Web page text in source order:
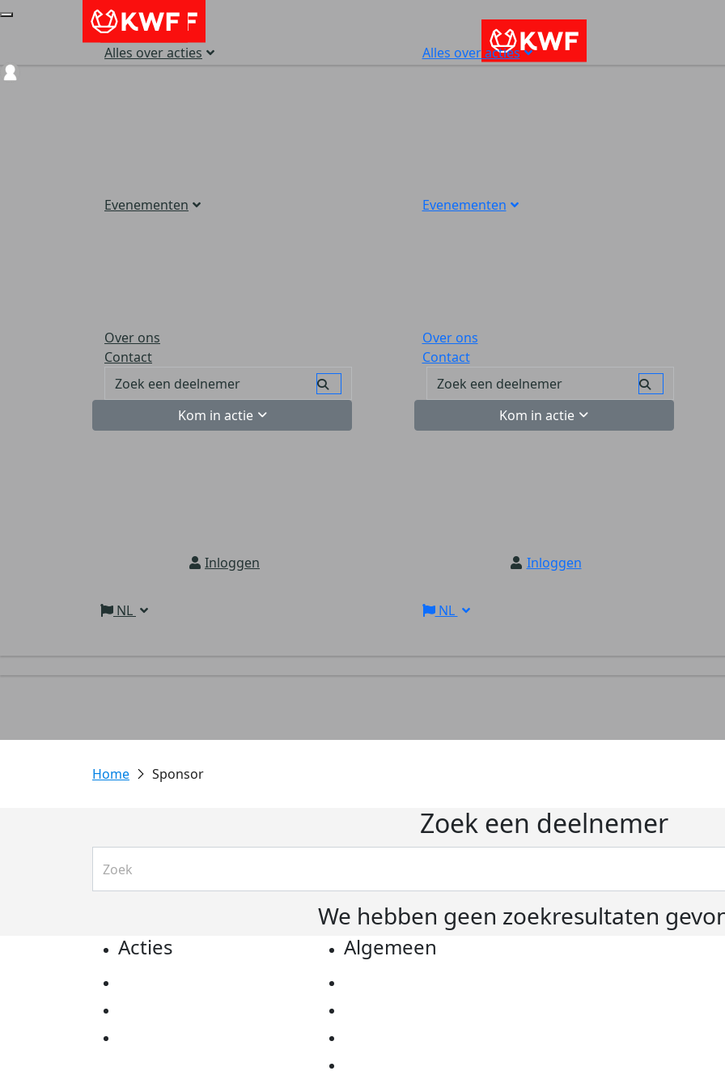
Alles over acties
Evenementen
Over ons
Contact
Kom in actie
Inloggen
NL
Alles over acties
Evenementen
Over ons
Contact
Kom in actie
Inloggen
NL
Sponsor
Zoek een deelnemer
We hebben geen zoekresultaten
Acties Algemeen